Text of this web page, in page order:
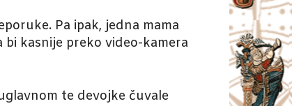
Pa ipak, jedna mama
kasnije preko video-kamera
te devojke čuvale